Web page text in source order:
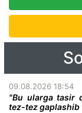
09.08.2026 18:54
"Bu ularga tasir
tez-tez